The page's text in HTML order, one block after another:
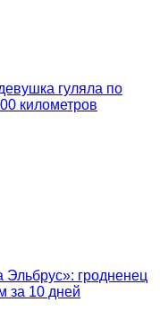
гуляла по
километров
гродненец
за 10 дней